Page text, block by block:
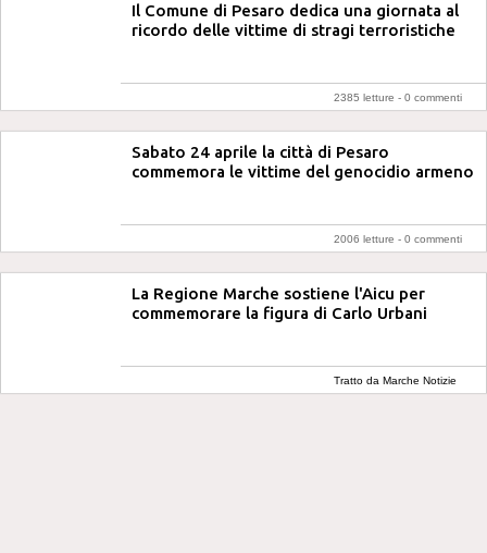
Il Comune di Pesaro dedica una giornata al
ricordo delle vittime di stragi terroristiche
2385 letture - 0 commenti
Sabato 24 aprile la città di Pesaro
commemora le vittime del genocidio armeno
2006 letture - 0 commenti
La Regione Marche sostiene l'Aicu per
commemorare la figura di Carlo Urbani
Tratto da Marche Notizie